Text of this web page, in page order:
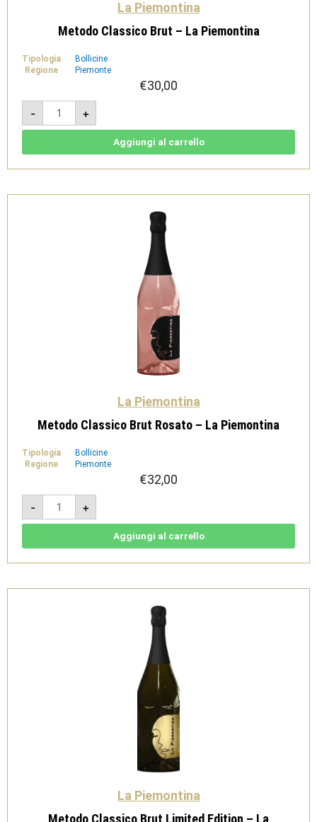
La Piemontina
Metodo Classico Brut – La Piemontina
Tipologia
Bollicine
Regione
Piemonte
€30,00
-
Metodo
Classico
Brut
-
+
Aggiungi al carrello
La Piemontina
Metodo Classico Brut Rosato – La Piemontina
Tipologia
Bollicine
Regione
Piemonte
€32,00
-
Metodo
Classico
Brut
Rosato
quantità
+
Aggiungi al carrello
La Piemontina